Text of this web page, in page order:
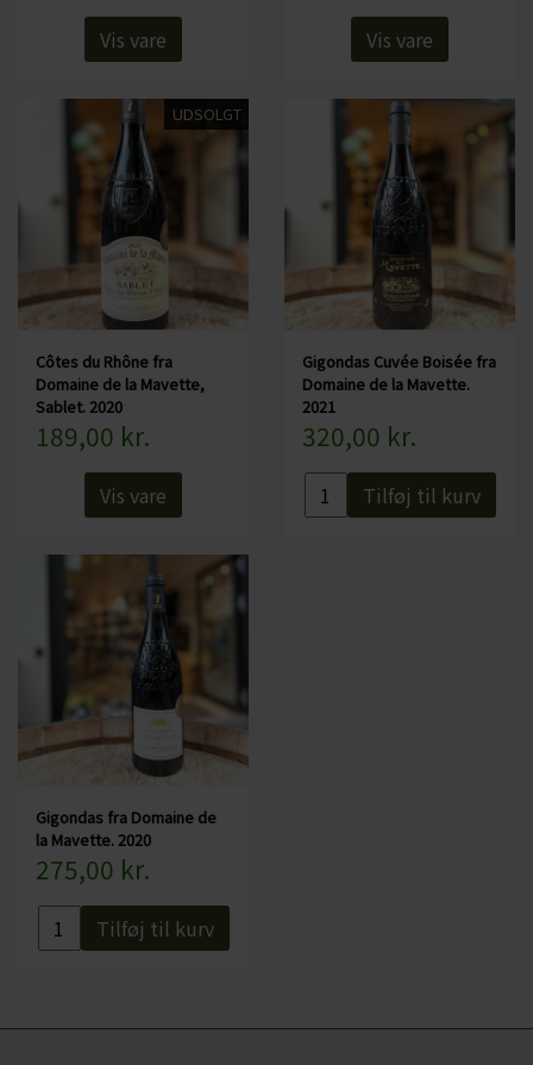
Alkohol: 14%
Serveres fx: Til fisk inkl. laks, skaldyr, lyst kød, grøntsagstærter,
Serveres ved: 10-13 grader
Flaskestørrelse: 75 cl
Økologisk: Nej
Indeholder sulfitter: Ja, alle vine indeholder sulfitter, da de opstår
under fermenteringen
Pris ved mængderabat er fast pris
Vis vare Vis vare
UDSOLGT
Côtes du Rhône fra
Domaine de la Mavette,
Sablet. 2020
189,00 kr.
Vis vare
Gigondas Cuvée Boisée fra
Domaine de la Mavette.
2021
320,00 kr.
Tilføj til kurv
Gigondas fra Domaine de
la Mavette. 2020
275,00 kr.
Tilføj til kurv